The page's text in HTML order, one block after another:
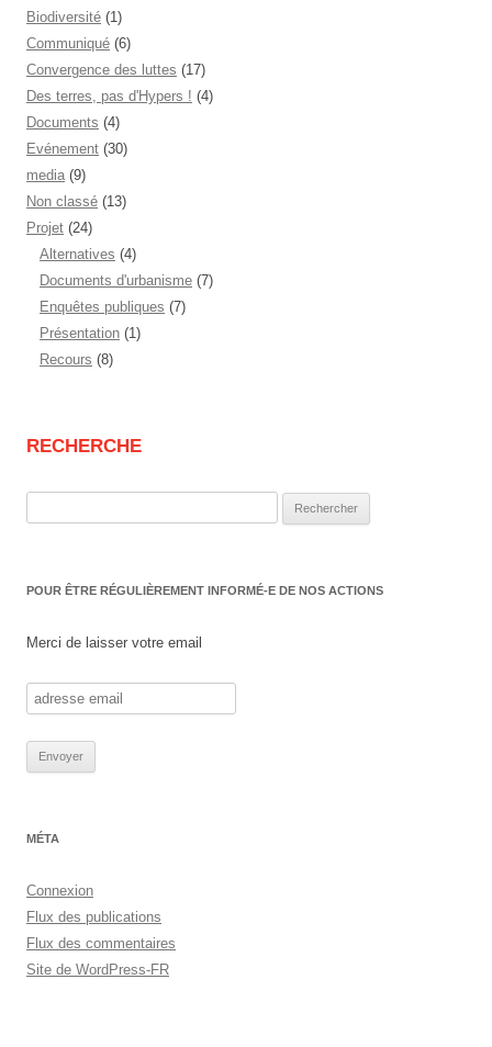
Biodiversité (1)
Communiqué (6)
Convergence des luttes (17)
Des terres, pas d'Hypers ! (4)
Documents (4)
Evénement (30)
media (9)
Non classé (13)
Projet (24)
Alternatives (4)
Documents d'urbanisme (7)
Enquêtes publiques (7)
Présentation (1)
Recours (8)
RECHERCHE
POUR ÊTRE RÉGULIÈREMENT INFORMÉ-E DE NOS ACTIONS
Merci de laisser votre email
MÉTA
Connexion
Flux des publications
Flux des commentaires
Site de WordPress-FR